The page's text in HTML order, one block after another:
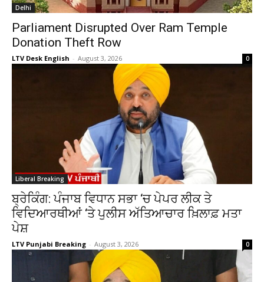
Delhi
Parliament Disrupted Over Ram Temple
Donation Theft Row
LTV Desk English - August 3, 2026 0
Liberal Breaking
ਬ੍ਰੇਕਿੰਗ: ਪੰਜਾਬ ਵਿਧਾਨ ਸਭਾ ‘ਚ ਪੇਪਰ ਲੀਕ ਤੇ
ਵਿਦਿਆਰਥੀਆਂ ‘ਤੇ ਪੁਲੀਸ ਅੱਤਿਆਚਾਰ ਖ਼ਿਲਾਫ਼ ਮਤਾ
ਪੇਸ਼
LTV Punjabi Breaking - August 3, 2026 0